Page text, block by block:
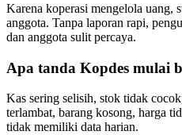
Karena koperasi mengelola uang,
anggota. Tanpa laporan rapi,
dan anggota sulit percaya.
Apa tanda Kopdes mulai
Kas sering selisih, stok tidak
terlambat, barang kosong, harga
tidak memiliki data harian.